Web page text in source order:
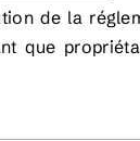
de la
que